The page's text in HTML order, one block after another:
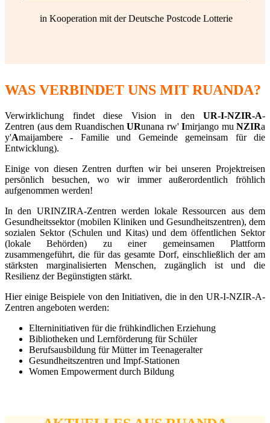
in Kooperation mit der Deutsche Postcode Lotterie
WAS VERBINDET UNS MIT RUANDA?
Verwirklichung findet diese Vision in den UR-I-NZIR-A-
Zentren (aus dem Ruandischen URunana rw' Imirjango mu NZIRa
y'Amaijambere - Familie und Gemeinde gemeinsam für die
Entwicklung).
Einige von diesen Zentren durften wir bei unseren Projektreisen
persönlich besuchen, wo wir immer außerordentlich fröhlich
aufgenommen werden!
In den URINZIRA-Zentren werden lokale Ressourcen aus dem
Gesundheitssektor (mobilen Kliniken und Gesundheitszentren), dem
sozialen Sektor (Schulen und Kitas) und dem öffentlichen Sektor
(lokale Behörden) zu einer gemeinsamen Plattform
zusammengeführt, die für das gesamte Dorf, einschließlich der am
stärksten marginalisierten Menschen, zugänglich ist und die
Resilienz der Begünstigten stärkt.
Hier einige Beispiele von den Initiativen, die in den UR-I-NZIR-A-
Zentren angeboten werden:
Elterninitiativen für die frühkindlichen Erziehung
Bibliotheken und Lernförderung für Schüler
Berufsausbildung für Mütter im Teenageralter
Gesundheitszentren und Impf-Stationen
Women Empowerment durch Bildung